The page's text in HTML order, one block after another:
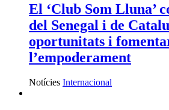
El ‘Club Som Lluna’
del Senegal i de
oportunitats i
l’empoderament
Notícies Internacional